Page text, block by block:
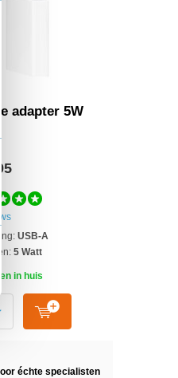
adapter 5W
USB-A
5 Watt
in huis
échte specialisten